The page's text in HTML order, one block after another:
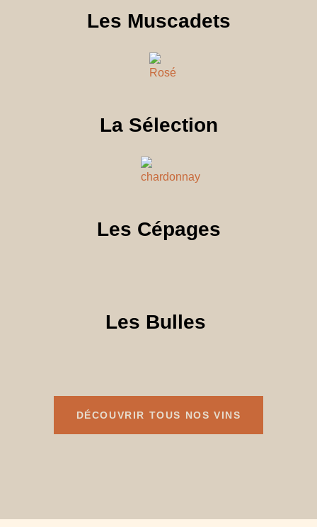
Les Muscadets
La Sélection
Les Cépages
Les Bulles
DÉCOUVRIR TOUS NOS VINS